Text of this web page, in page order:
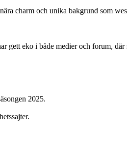
charm och unika bakgrund som
gett eko i både medier och forum,
2025.